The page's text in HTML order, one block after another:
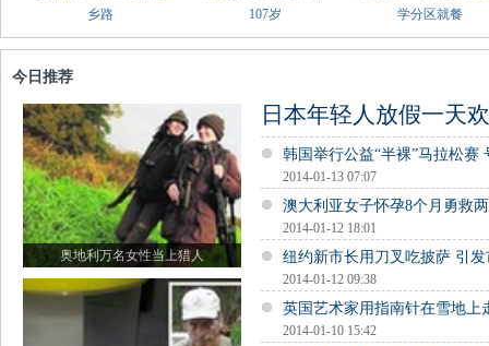
乡路
107岁
学分区就餐
今日推荐
奥地利万名女性当上猎人
日本年轻人放假一天
韩国举行公益“半裸”马拉松赛
2014-01-13 07:07
澳大利亚女子怀孕8个月勇救
2014-01-12 18:01
纽约新市长用刀叉吃披萨 引
2014-01-12 09:38
英国艺术家用指南针在雪地上
2014-01-10 15:42